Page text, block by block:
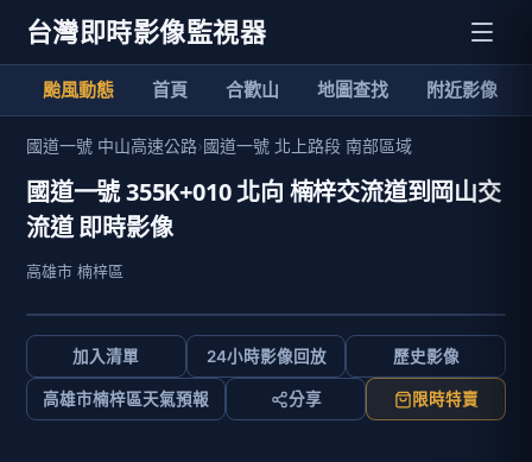
台灣即時影像監視器
颱風動態 首頁 合歡山 地圖查找 附近影像
國道一號 中山高速公路›國道一號 北上路段 南部區域
國道一號 355K+010 北向 楠梓交流道到岡山交
流道 即時影像
高雄市 楠梓區
加入清單 24小時影像回放 歷史影像
高雄市楠梓區天氣預報 分享 限時特賣